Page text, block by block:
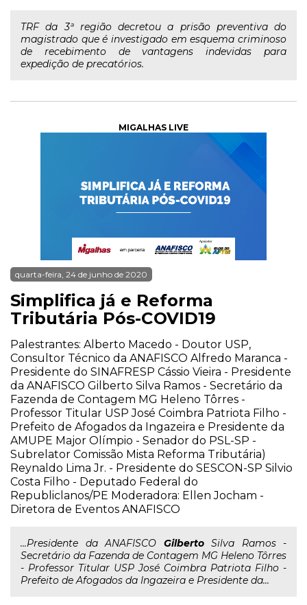
TRF da 3ª região decretou a prisão preventiva do
magistrado que é investigado em esquema criminoso
de recebimento de vantagens indevidas para
expedição de precatórios.
MIGALHAS LIVE
quarta-feira, 24 de junho de 2020
Simplifica já e Reforma
Tributária Pós-COVID19
Palestrantes: Alberto Macedo - Doutor USP,
Consultor Técnico da ANAFISCO Alfredo Maranca -
Presidente do SINAFRESP Cássio Vieira - Presidente
da ANAFISCO Gilberto Silva Ramos - Secretário da
Fazenda de Contagem MG Heleno Tôrres -
Professor Titular USP José Coimbra Patriota Filho -
Prefeito de Afogados da Ingazeira e Presidente da
AMUPE Major Olímpio - Senador do PSL-SP -
Subrelator Comissão Mista Reforma Tributária)
Reynaldo Lima Jr. - Presidente do SESCON-SP Silvio
Costa Filho - Deputado Federal do
Republiclanos/PE Moderadora: Ellen Jocham -
Diretora de Eventos ANAFISCO
...Presidente da ANAFISCO GilbertoSilva Ramos -
Secretário da Fazenda de Contagem MG Heleno Tôrres
- Professor Titular USP José Coimbra Patriota Filho -
Prefeito de Afogados da Ingazeira e Presidente da...